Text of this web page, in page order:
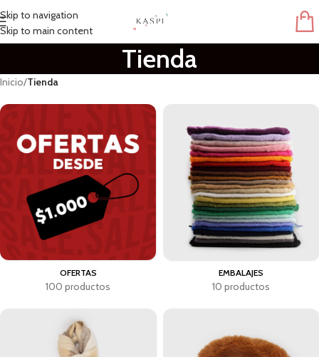
Skip to navigation
Skip to main content
Tienda
Inicio/Tienda
OFERTAS
100 productos
EMBALAJES
10 productos